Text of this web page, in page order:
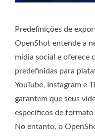
Predefinições de
OpenShot entende a
mídia social e oferece
predefinidas para
YouTube, Instagram e
garantem que seus
específicos de
No entanto, o